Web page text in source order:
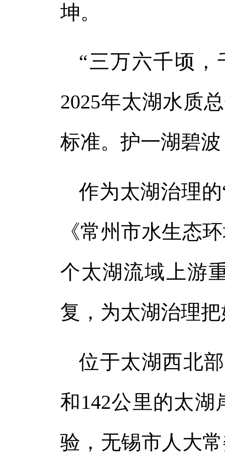
坤。
“三万六千顷，
2025年太湖水质
标准。护一湖碧
作为太湖治理
《常州市水生态
个太湖流域上游
复，为太湖治理
位于太湖西北
和142公里的太
验，无锡市人大